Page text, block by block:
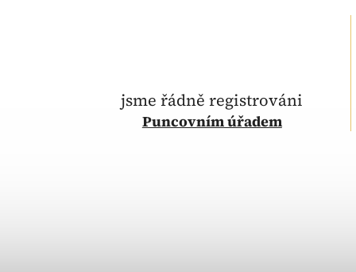
jsme řádně registrováni
Puncovním úřadem